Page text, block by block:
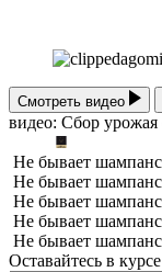
Смотреть видео
видео: Сбор
Не бывает
Не бывает
Не бывает
Не бывает
Не бывает
Оставайтесь в